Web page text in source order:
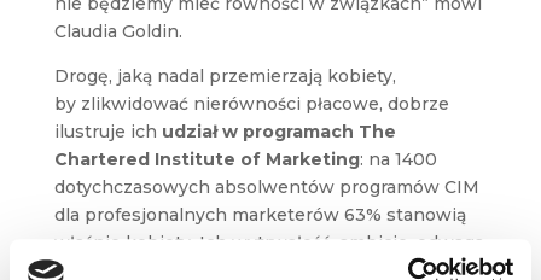
Claudia Goldin.
Drogę, jaką nadal przemierzają kobiety,
by zlikwidować nierówności płacowe, dobrze
ilustruje ich udział w programach The
Chartered Institute of Marketing: na 1400
dotychczasowych absolwentów programów CIM
dla profesjonalnych marketerów 63% stanowią
właśnie kobiety. Ich wytrwałość, ambicje, odwaga
i nietuzinkowe myślenie wpisują się w myśl